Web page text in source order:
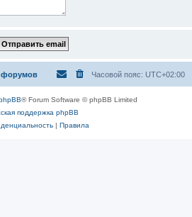
форумов Часовой пояс: UTC+02:00
® Forum Software © phpBB Limited
поддержка phpBB
| Правила